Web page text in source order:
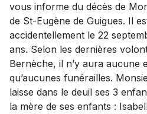
vous informe du décès de
de St-Eugène de Guigues. Il
accidentellement le 22
ans. Selon les dernières
Bernèche, il n’y aura aucune
qu’aucunes funérailles.
laisse dans le deuil ses 3
la mère de ses enfants :